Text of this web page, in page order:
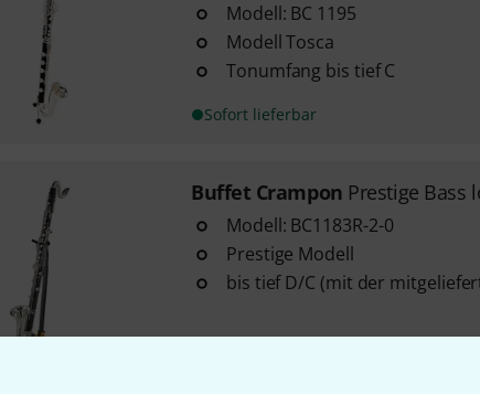
Modell: BC 1195
Modell Tosca
Tonumfang bis tief C
Sofort lieferbar
Buffet Crampon Prestige Bass
Modell: BC1183R-2-0
Prestige Modell
bis tief D/C (mit der